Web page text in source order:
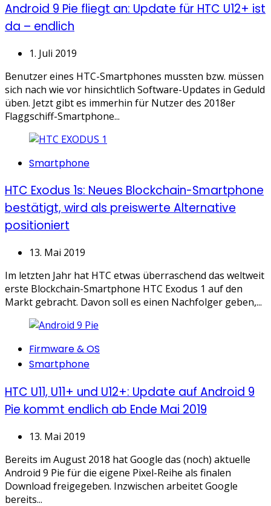
Android 9 Pie fliegt an: Update für HTC U12+ ist
da – endlich
1. Juli 2019
Benutzer eines HTC-Smartphones mussten bzw. müssen
sich nach wie vor hinsichtlich Software-Updates in Geduld
üben. Jetzt gibt es immerhin für Nutzer des 2018er
Flaggschiff-Smartphone...
Categories
Smartphone
HTC Exodus 1s: Neues Blockchain-Smartphone
bestätigt, wird als preiswerte Alternative
positioniert
13. Mai 2019
Im letzten Jahr hat HTC etwas überraschend das weltweit
erste Blockchain-Smartphone HTC Exodus 1 auf den
Markt gebracht. Davon soll es einen Nachfolger geben,...
Categories
Firmware & OS
Smartphone
HTC U11, U11+ und U12+: Update auf Android 9
Pie kommt endlich ab Ende Mai 2019
13. Mai 2019
Bereits im August 2018 hat Google das (noch) aktuelle
Android 9 Pie für die eigene Pixel-Reihe als finalen
Download freigegeben. Inzwischen arbeitet Google
bereits...